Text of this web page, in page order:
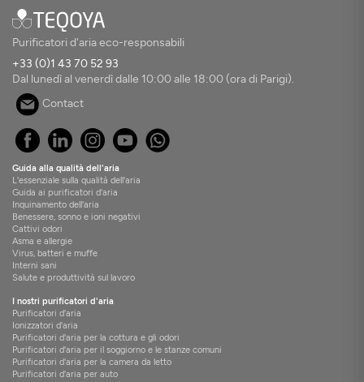
Purificatori d'aria eco-responsabili
+33 (0)1 43 70 52 93
Dal lunedì al venerdì dalle 10:00 alle 18:00 (ora di Parigi).
Contact
Guida alla qualità dell'aria
L'essenziale sulla qualità dell'aria
Guida ai purificatori d'aria
Inquinamento dell'aria
Benessere, sonno e ioni negativi
Cattivi odori
Asma e allergie
Virus, batteri e muffe
Interni sani
Salute e produttività sul lavoro
I nostri purificatori d'aria
Purificatori d'aria
Ionizzatori d'aria
Purificatori d'aria per la cottura e gli odori
Purificatori d'aria per il soggiorno e le stanze comuni
Purificatori d'aria per la camera da letto
Purificatori d'aria per auto